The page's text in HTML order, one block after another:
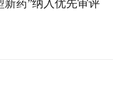
新药”纳入优先审评